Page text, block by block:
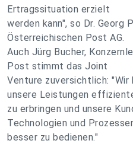
Ertragssituation erzielt
werden kann", so Dr. Georg
Österreichischen Post AG.
Auch Jürg Bucher,
Post stimmt das Joint
Venture zuversichtlich: "Wir
unsere Leistungen
zu erbringen und unsere
Technologien und
besser zu bedienen."